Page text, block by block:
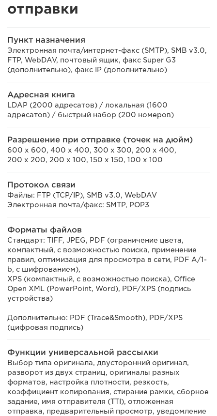
отправки
Пункт назначения
Электронная почта/интернет-факс (SMTP), SMB v3.0,
FTP, WebDAV, почтовый ящик, факс Super G3
(дополнительно), факс IP (дополнительно)
Адресная книга
LDAP (2000 адресатов) / локальная (1600
адресатов) / быстрый набор (200 номеров)
Разрешение при отправке (точек на дюйм)
600 x 600, 400 x 400, 300 x 300, 200 x 400,
200 x 200, 200 x 100, 150 x 150, 100 x 100
Протокол связи
Файлы: FTP (TCP/IP), SMB v3.0, WebDAV
Электронная почта/факс: SMTP, POP3
Форматы файлов
Стандарт: TIFF, JPEG, PDF (ограничение цвета,
компактный, с возможностью поиска, применение
правил, оптимизация для просмотра в сети, PDF A/1-
b, с шифрованием),
XPS (компактный, с возможностью поиска), Office
Open XML (PowerPoint, Word), PDF/XPS (подпись
устройства)
Дополнительно: PDF (Trace&Smooth), PDF/XPS
(цифровая подпись)
Функции универсальной рассылки
Выбор типа оригинала, двусторонний оригинал,
разворот из двух страниц, оригиналы разных
форматов, настройка плотности, резкость,
коэффициент копирования, стирание рамки, сборное
задание, имя отправителя (TTI), отложенная
отправка, предварительный просмотр, уведомление